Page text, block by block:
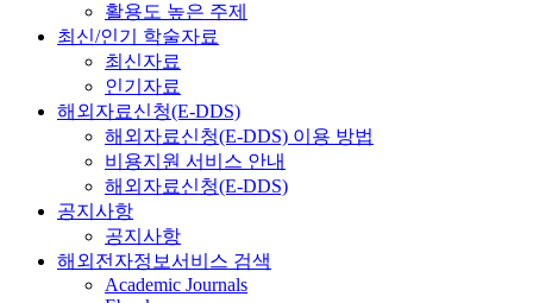
활용도 높은 주제
최신/인기 학술자료
최신자료
인기자료
해외자료신청(E-DDS)
해외자료신청(E-DDS) 이용 방법
비용지원 서비스 안내
해외자료신청(E-DDS)
공지사항
공지사항
해외전자정보서비스 검색
Academic Journals